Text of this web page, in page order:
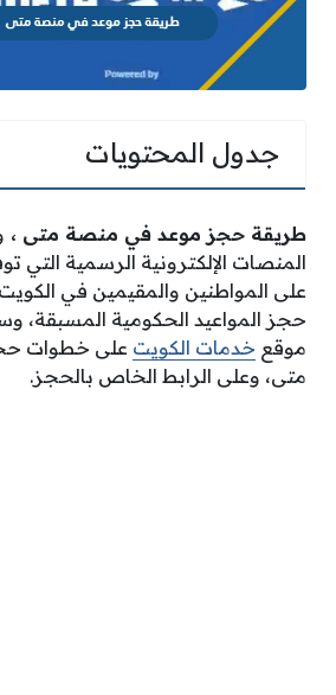
جدول المحتويات
طريقة حجز موعد في منصة متى ،
المنصات الإلكترونية الرسمية التي
على المواطنين والمقيمين في
حجز المواعيد الحكومية المسبقة،
موقع خدمات الكويت على خطوات
متى، وعلى الرابط الخاص بالحجز.